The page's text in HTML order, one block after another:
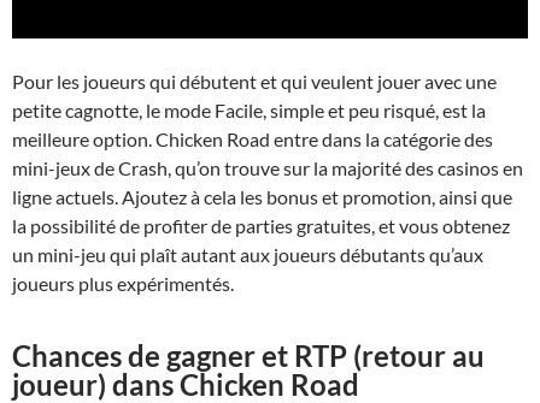
Pour les joueurs qui débutent et qui veulent jouer avec une
petite cagnotte, le mode Facile, simple et peu risqué, est la
meilleure option. Chicken Road entre dans la catégorie des
mini-jeux de Crash, qu’on trouve sur la majorité des casinos en
ligne actuels. Ajoutez à cela les bonus et promotion, ainsi que
la possibilité de profiter de parties gratuites, et vous obtenez
un mini-jeu qui plaît autant aux joueurs débutants qu’aux
joueurs plus expérimentés.
Chances de gagner et RTP (retour au
joueur) dans Chicken Road